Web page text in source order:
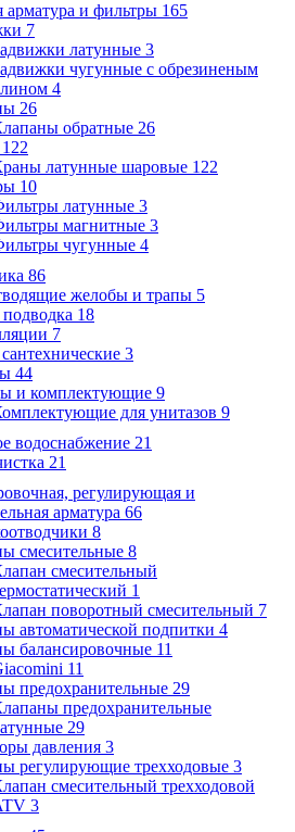
арматура и фильтры 165
7
латунные 3
чугунные с обрезиненым
4
26
обратные 26
122
латунные шаровые 122
10
латунные 3
магнитные 3
чугунные 4
86
желобы и трапы 5
18
7
3
44
и комплектующие 9
для унитазов 9
водоснабжение 21
21
регулирующая и
арматура 66
8
cмесительные 8
cмесительный
1
поворотный cмесительный 7
автоматической подпитки 4
балансировочные 11
11
предохранительные 29
предохранительные
29
давления 3
регулирующие трехходовые 3
смесительный трехходовой
3